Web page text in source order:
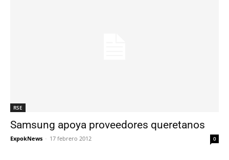
RSE
Samsung apoya proveedores queretanos
ExpokNews - 17 febrero 2012 0